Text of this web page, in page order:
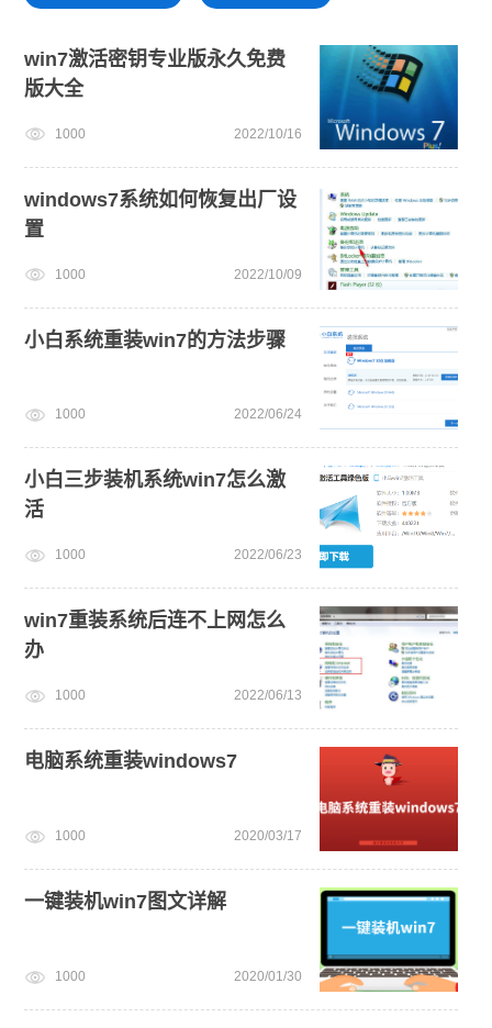
电脑无法开机重装系统 win11下载
win11怎么升级 win11怎么退回win10 安装系统win7
戴尔一键重装系统教育版
win7激活密钥专业版永久免费
版大全
1000 2022/10/16
windows7系统如何恢复出厂设
置
1000 2022/10/09
小白系统重装win7的方法步骤
1000 2022/06/24
小白三步装机系统win7怎么激
活
1000 2022/06/23
win7重装系统后连不上网怎么
办
1000 2022/06/13
电脑系统重装windows7
1000 2020/03/17
一键装机win7图文详解
1000 2020/01/30